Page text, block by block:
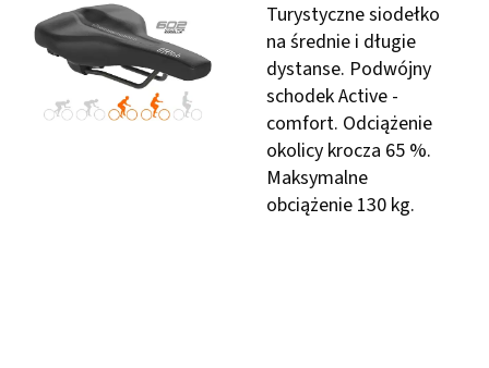
Turystyczne siodełko
na średnie i długie
dystanse. Podwójny
schodek Active -
comfort. Odciążenie
okolicy krocza 65 %.
Maksymalne
obciążenie 130 kg.